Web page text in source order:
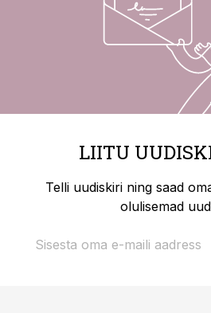
LIITU
Telli uudiskiri ning saad
olulisemad